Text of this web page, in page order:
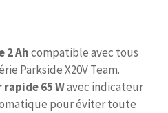
2 Ahcompatible avec tous
Parkside X20V Team.
65 Wavec indicateur
pour éviter toute